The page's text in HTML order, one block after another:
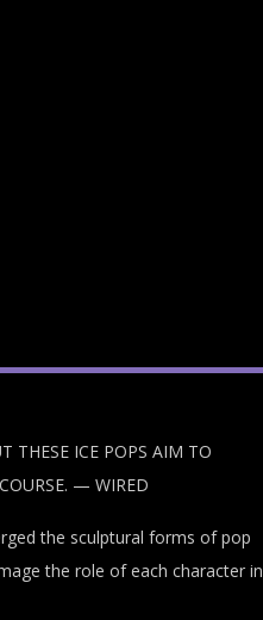
THESE ICE POPS AIM TO
— WIRED
the sculptural forms of pop
the role of each character in